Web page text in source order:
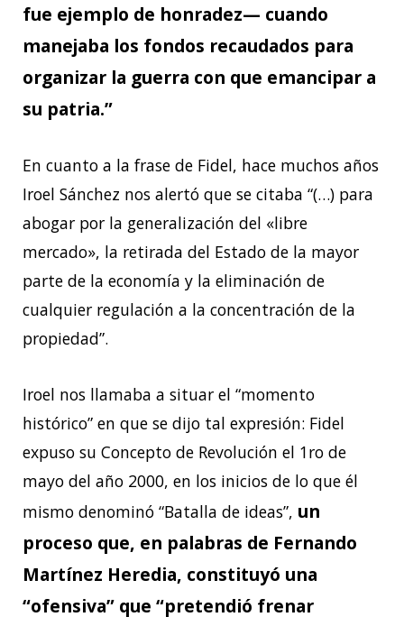
fue ejemplo de honradez— cuando
manejaba los fondos recaudados para
organizar la guerra con que emancipar a
su patria.”
En cuanto a la frase de Fidel, hace muchos años
Iroel Sánchez nos alertó que se citaba “(…) para
abogar por la generalización del «libre
mercado», la retirada del Estado de la mayor
parte de la economía y la eliminación de
cualquier regulación a la concentración de la
propiedad”.
Iroel nos llamaba a situar el “momento
histórico” en que se dijo tal expresión: Fidel
expuso su Concepto de Revolución el 1ro de
mayo del año 2000, en los inicios de lo que él
mismo denominó “Batalla de ideas”, un
proceso que, en palabras de Fernando
Martínez Heredia, constituyó una
“ofensiva” que “pretendió frenar